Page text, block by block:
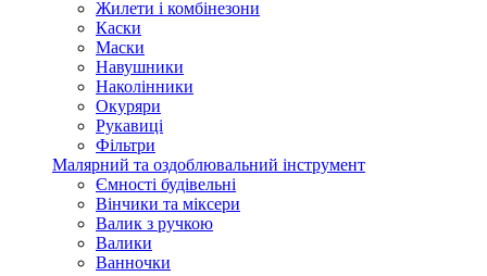
Жилети і комбінезони
Каски
Маски
Навушники
Наколінники
Окуряри
Рукавиці
Фільтри
Малярний та оздоблювальний інструмент
Ємності будівельні
Вінчики та міксери
Валик з ручкою
Валики
Ванночки